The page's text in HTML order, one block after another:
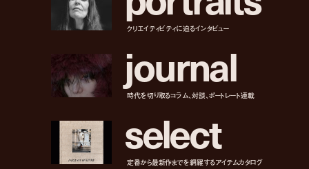
クリエイティビティに迫るインタビュー
journal
時代を切り取るコラム、対談、ポートレート連載
select
定番から最新作までを網羅するアイテムカタログ